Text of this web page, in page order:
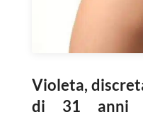
Violeta,
di 31 anni a